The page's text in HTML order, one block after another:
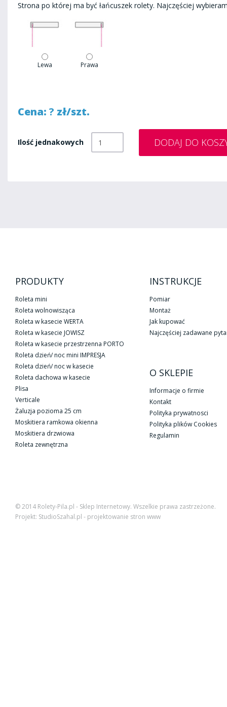
Strona po której ma być łańcuszek rolety. Najczęściej
Lewa Prawa
Cena:? zł/szt.
Ilość jednakowych
PRODUKTY
Roleta mini
Roleta wolnowisząca
Roleta w kasecie WERTA
Roleta w kasecie JOWISZ
Roleta w kasecie przestrzenna PORTO
Roleta dzień/ noc mini IMPRESJA
Roleta dzień/ noc w kasecie
Roleta dachowa w kasecie
Plisa
Verticale
Żaluzja pozioma 25 cm
Moskitiera ramkowa okienna
Moskitiera drzwiowa
Roleta zewnętrzna
INSTRUKCJE
Pomiar
Montaż
Jak kupować
Najczęściej zadawane
O SKLEPIE
Informacje o firmie
Kontakt
Polityka prywatnosci
Polityka plików Cookies
Regulamin
© 2014 Rolety-Pila.pl - Sklep Internetowy. Wszelkie prawa zastrzeżone.
Projekt: StudioSzahal.pl - projektowanie stron www